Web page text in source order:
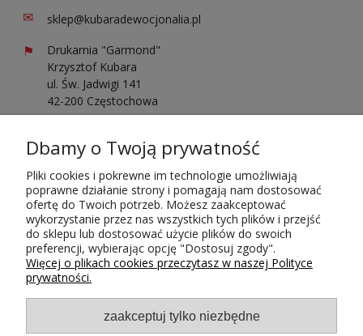
✉ sklep@kubaradewocjonalia.pl
⚑
Drukarnia "Garmond"
Krzysztof Kubara
ul. Św. Jadwigi 141
42-200 Częstochowa
Płatności i dostawa
Dbamy o Twoją prywatność
Pliki cookies i pokrewne im technologie umożliwiają
poprawne działanie strony i pomagają nam dostosować
ofertę do Twoich potrzeb. Możesz zaakceptować
wykorzystanie przez nas wszystkich tych plików i przejść
do sklepu lub dostosować użycie plików do swoich
preferencji, wybierając opcję "Dostosuj zgody".
Więcej o plikach cookies przeczytasz w naszej Polityce
prywatności.
zaakceptuj tylko niezbędne